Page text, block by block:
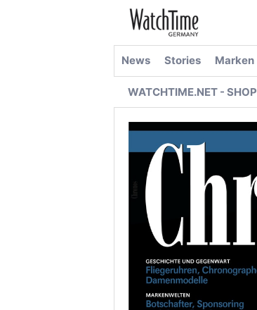
News Stories Marken
WATCHTIME.NET - SHOP